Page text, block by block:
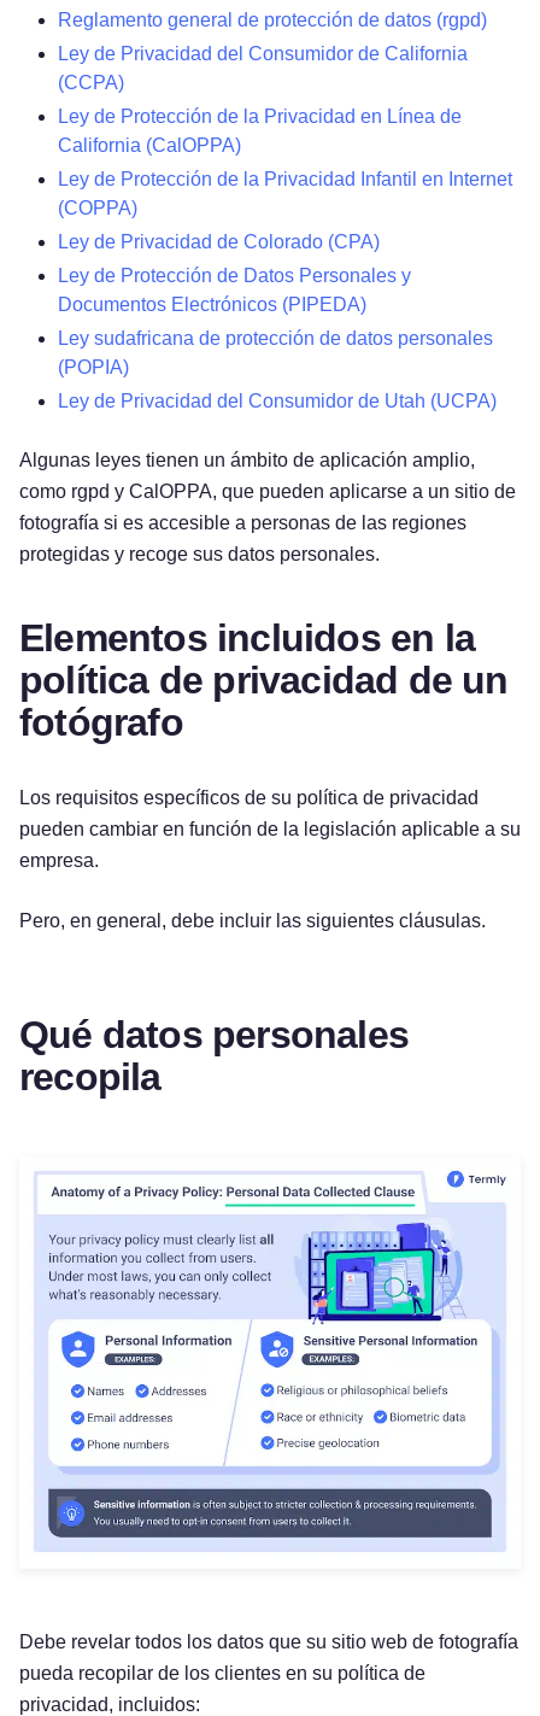
Reglamento general de protección de datos (rgpd)
Ley de Privacidad del Consumidor de California
(CCPA)
Ley de Protección de la Privacidad en Línea de
California (CalOPPA)
Ley de Protección de la Privacidad Infantil en Internet
(COPPA)
Ley de Privacidad de Colorado (CPA)
Ley de Protección de Datos Personales y
Documentos Electrónicos (PIPEDA)
Ley sudafricana de protección de datos personales
(POPIA)
Ley de Privacidad del Consumidor de Utah (UCPA)
Algunas leyes tienen un ámbito de aplicación amplio,
como rgpd y CalOPPA, que pueden aplicarse a un sitio de
fotografía si es accesible a personas de las regiones
protegidas y recoge sus datos personales.
Elementos incluidos en la
política de privacidad de un
fotógrafo
Los requisitos específicos de su política de privacidad
pueden cambiar en función de la legislación aplicable a su
empresa.
Pero, en general, debe incluir las siguientes cláusulas.
Qué datos personales
recopila
Debe revelar todos los datos que su sitio web de fotografía
pueda recopilar de los clientes en su política de
privacidad, incluidos: